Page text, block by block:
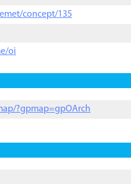
concept/135
oi
?gpmap=gpOArch